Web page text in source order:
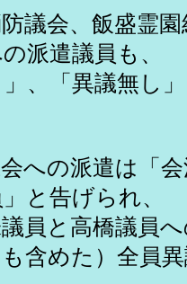
議会、飯盛霊
派遣議員も、
」、「異議無し
への派遣は「
と告げられ、
員と高橋議員
含めた）全員